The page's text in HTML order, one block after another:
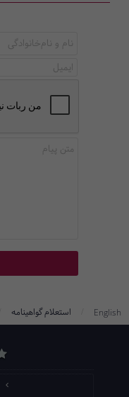
English استعلام گواهینامه